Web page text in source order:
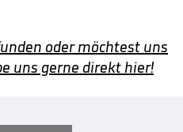
oder möchtest uns
uns gerne direkt hier!